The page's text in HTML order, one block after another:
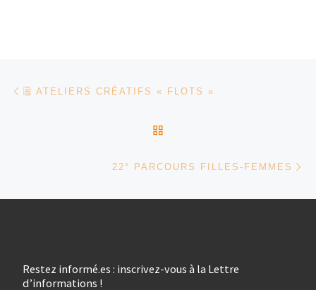
Parcourir les articles
🗒 ATELIERS CRÉATIFS « FLOTS »
22° PARCOURS FILLES-FEMMES
Restez informé.es : inscrivez-vous à la Lettre
d’informations !